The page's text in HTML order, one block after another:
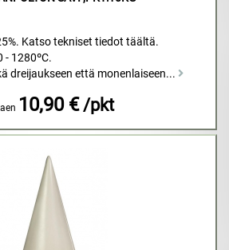
Katso tekniset tiedot täältä.
1280ºC.
dreijaukseen että monenlaiseen...
10,90 € /pkt